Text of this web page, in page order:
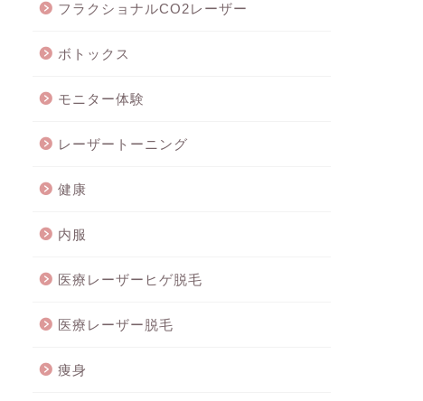
フラクショナルCO2レーザー
ボトックス
モニター体験
レーザートーニング
健康
内服
医療レーザーヒゲ脱毛
医療レーザー脱毛
痩身